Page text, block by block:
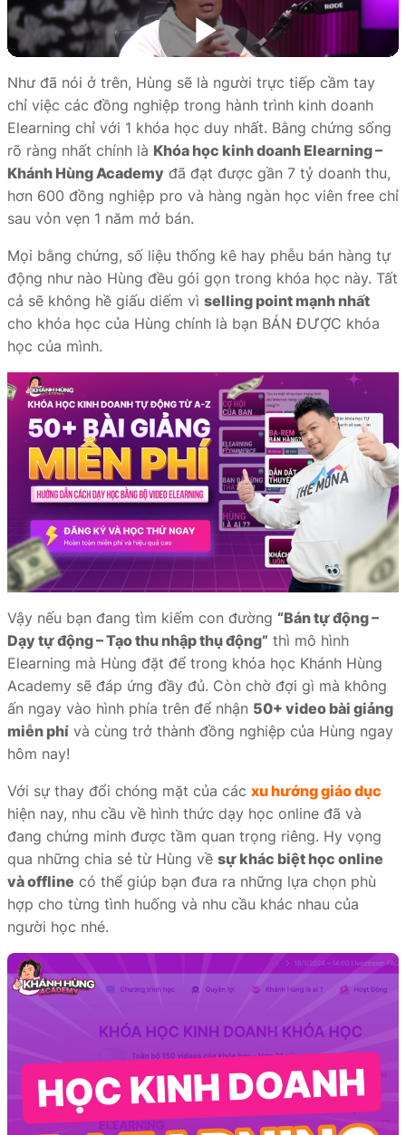
Như đã nói ở trên, Hùng sẽ là người trực tiếp cầm tay
chỉ việc các đồng nghiệp trong hành trình kinh doanh
Elearning chỉ với 1 khóa học duy nhất. Bằng chứng sống
rõ ràng nhất chính là Khóa học kinh doanh Elearning –
Khánh Hùng Academy đã đạt được gần 7 tỷ doanh thu,
hơn 600 đồng nghiệp pro và hàng ngàn học viên free chỉ
sau vỏn vẹn 1 năm mở bán.
Mọi bằng chứng, số liệu thống kê hay phễu bán hàng tự
động như nào Hùng đều gói gọn trong khóa học này. Tất
cả sẽ không hề giấu diếm vì selling point mạnh nhất
cho khóa học của Hùng chính là bạn BÁN ĐƯỢC khóa
học của mình.
Vậy nếu bạn đang tìm kiếm con đường “Bán tự động –
Dạy tự động – Tạo thu nhập thụ động” thì mô hình
Elearning mà Hùng đặt để trong khóa học Khánh Hùng
Academy sẽ đáp ứng đầy đủ. Còn chờ đợi gì mà không
ấn ngay vào hình phía trên để nhận 50+ video bài giảng
miễn phí và cùng trở thành đồng nghiệp của Hùng ngay
hôm nay!
Với sự thay đổi chóng mặt của các xu hướng giáo dục
hiện nay, nhu cầu về hình thức dạy học online đã và
đang chứng minh được tầm quan trọng riêng. Hy vọng
qua những chia sẻ từ Hùng về sự khác biệt học online
và offline có thể giúp bạn đưa ra những lựa chọn phù
hợp cho từng tình huống và nhu cầu khác nhau của
người học nhé.